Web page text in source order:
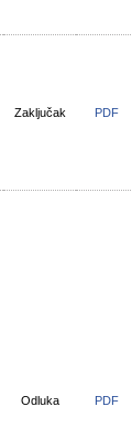
Zaključak PDF
Odluka PDF